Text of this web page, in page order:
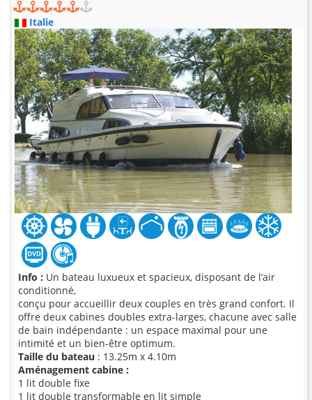
Italie
Info : Un bateau luxueux et spacieux, disposant de l’air
conditionné,
conçu pour accueillir deux couples en très grand confort. Il
offre deux cabines doubles extra-larges, chacune avec salle
de bain indépendante : un espace maximal pour une
intimité et un bien-être optimum.
Taille du bateau : 13.25m x 4.10m
Aménagement cabine :
1 lit double fixe
1 lit double transformable en lit simple